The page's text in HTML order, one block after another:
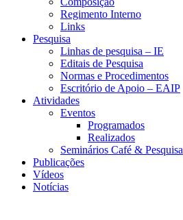
Regimento Interno
Links
Pesquisa
Linhas de pesquisa – IE
Editais de Pesquisa
Normas e Procedimentos
Escritório de Apoio – EAIP
Atividades
Eventos
Programados
Realizados
Seminários Café & Pesquisa
Publicações
Vídeos
Notícias